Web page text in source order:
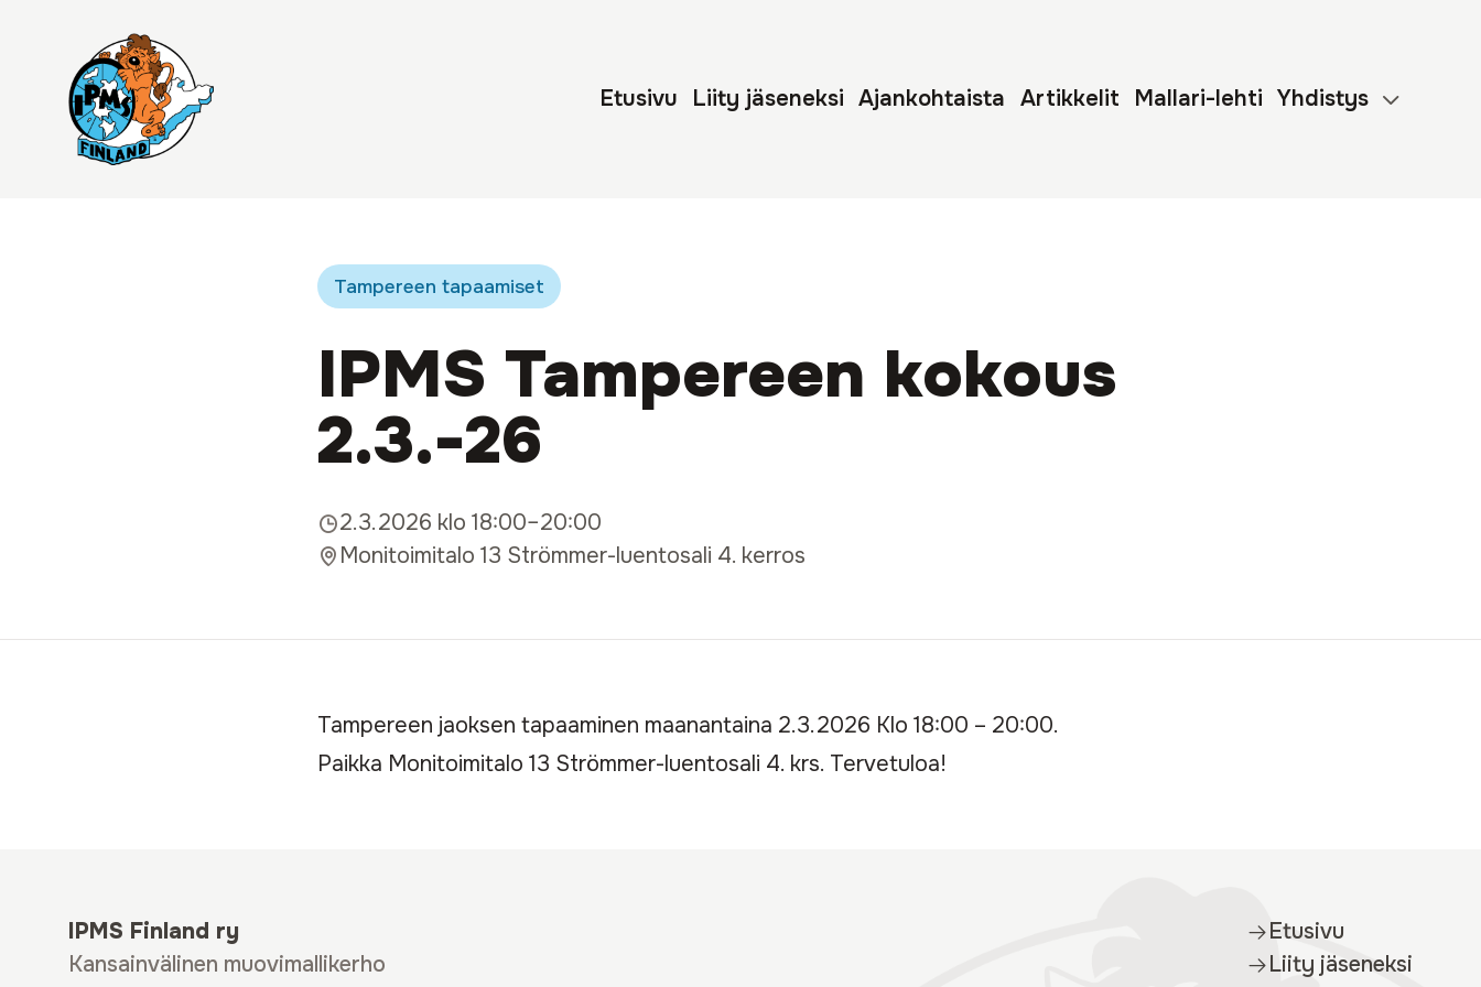
Etusivu Liity jäseneksi Ajankohtaista Artikkelit Mallari-lehti Yhdistys
Tampereen tapaamiset
IPMS Tampereen kokous
2.3.-26
2.3.2026 klo 18:00–20:00
Monitoimitalo 13 Strömmer-luentosali 4. kerros
Tampereen jaoksen tapaaminen maanantaina 2.3.2026 Klo 18:00 – 20:00.
Paikka Monitoimitalo 13 Strömmer-luentosali 4. krs. Tervetuloa!
IPMS Finland ry
Kansainvälinen muovimallikerho
Etusivu
Liity jäseneksi